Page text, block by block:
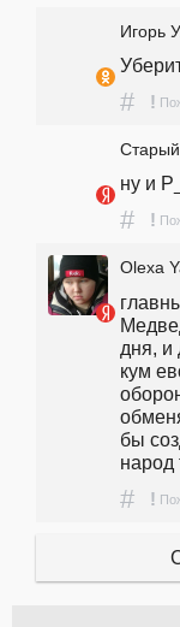
Игорь
# !
ну и
# !
Olexa
дня, и
кум
бы
народ
# !